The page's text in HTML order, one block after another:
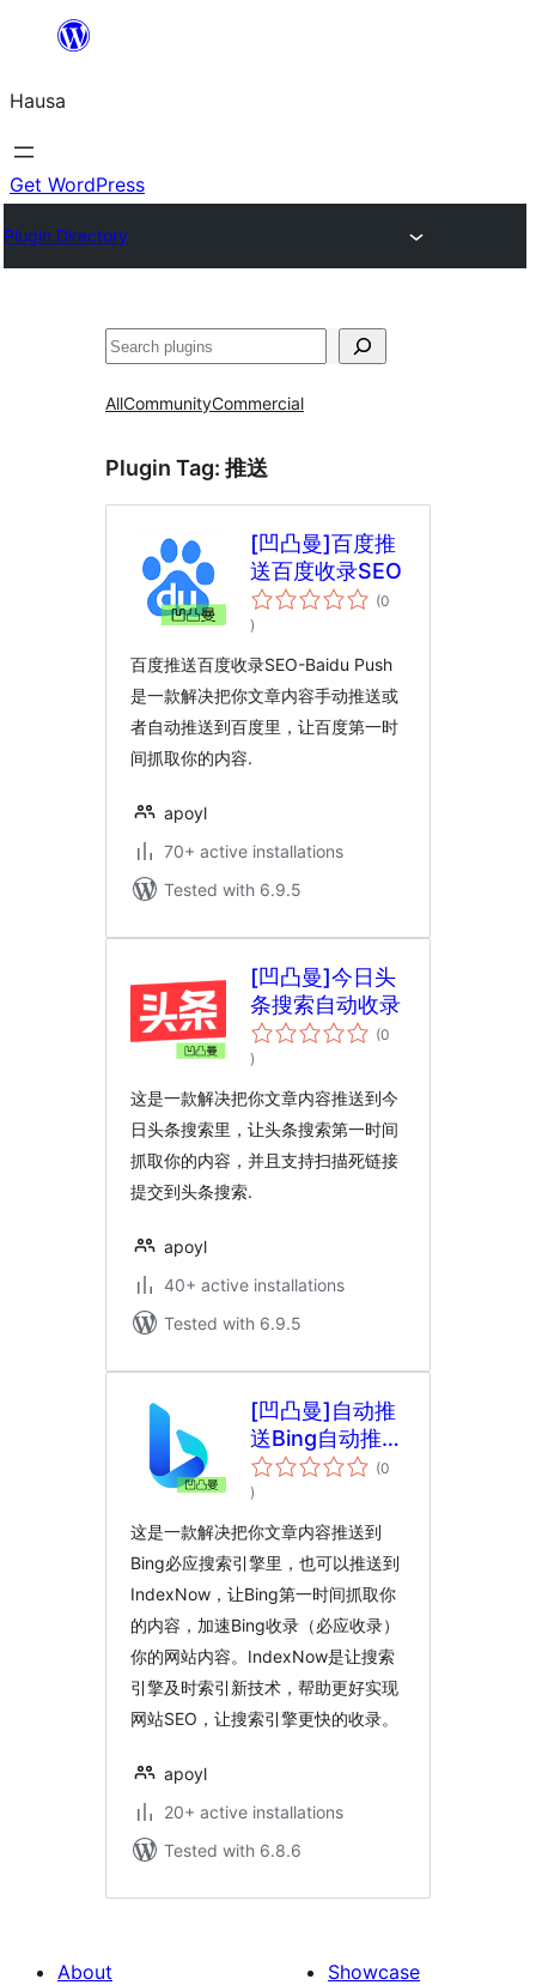
content
Hausa
Get WordPress
Plugin Directory
Binciko
AllCommunityCommercial
Plugin Tag: 推送
[凹凸曼]百度推
送百度收录SEO
(0
total
ratings
)
百度推送百度收录SEO-Baidu Push
是一款解决把你文章内容手动推送或
者自动推送到百度里，让百度第一时
间抓取你的内容.
apoyl
70+ active installations
Tested with 6.9.5
[凹凸曼]今日头
条搜索自动收录
(0
total
ratings
)
这是一款解决把你文章内容推送到今
日头条搜索里，让头条搜索第一时间
抓取你的内容，并且支持扫描死链接
提交到头条搜索.
apoyl
40+ active installations
Tested with 6.9.5
[凹凸曼]自动推
送Bing自动推送
IndexNow
(0
total
ratings
)
这是一款解决把你文章内容推送到
Bing必应搜索引擎里，也可以推送到
IndexNow，让Bing第一时间抓取你
的内容，加速Bing收录（必应收录）
你的网站内容。IndexNow是让搜索
引擎及时索引新技术，帮助更好实现
网站SEO，让搜索引擎更快的收录。
apoyl
20+ active installations
Tested with 6.8.6
About
Showcase